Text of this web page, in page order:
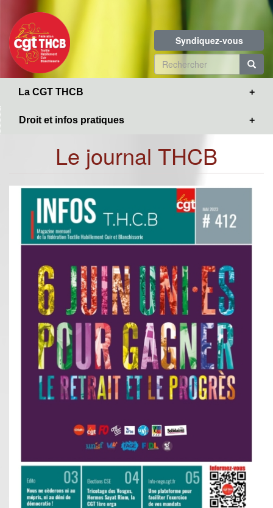
contenu
principal
Syndiquez-vous
Formulaire
de
La CGT THCB
Droit et infos pratiques
Le journal THCB